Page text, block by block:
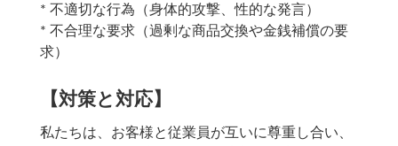
* 不適切な行為（身体的攻撃、性的な発言）
* 不合理な要求（過剰な商品交換や金銭補償の要
求）
【対策と対応】
私たちは、お客様と従業員が互いに尊重し合い、